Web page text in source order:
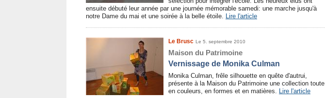
ensuite débuté leur année par une journée mémorable samedi: une marche jusqu'à
notre Dame du mai et une soirée à la belle étoile. Lire l'article
Le Brusc Le 5. septembre 2010
Maison du Patrimoine
Vernissage de Monika Culman
Monika Culman, frêle silhouette en quête d'autrui,
présente à la Maison du Patrimoine une collection toute
en couleurs, en formes et en matières. Lire l'article